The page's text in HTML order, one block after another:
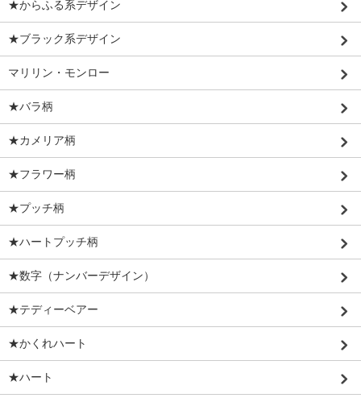
★からふる系デザイン
★ブラック系デザイン
マリリン・モンロー
★バラ柄
★カメリア柄
★フラワー柄
★プッチ柄
★ハートプッチ柄
★数字（ナンバーデザイン）
★テディーベアー
★かくれハート
★ハート